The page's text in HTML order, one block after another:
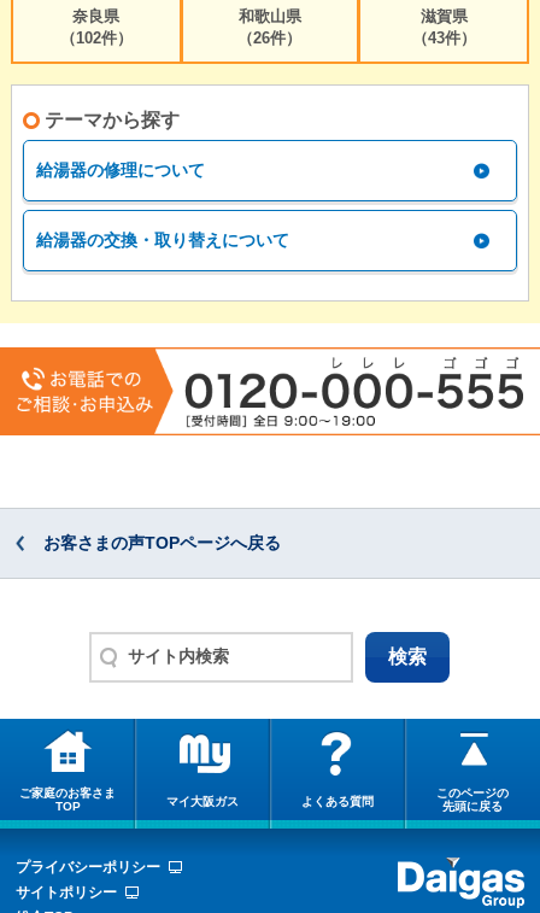
奈良県
（102件）
和歌山県
（26件）
滋賀県
（43件）
テーマから探す
給湯器の修理について
給湯器の交換・取り替えについて
お客さまの声TOPページへ戻る
ご家庭のお客さま
TOP
マイ大阪ガス よくある質問
このページの
先頭に戻る
プライバシーポリシー
サイトポリシー